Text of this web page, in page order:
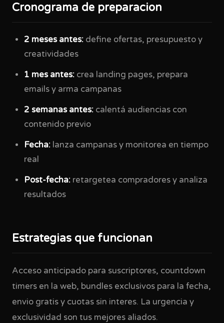
Cronograma de preparacion
2 meses antes: define ofertas, presupuesto y
creatividades
1 mes antes: crea landing pages, prepara
emails y arma campanas
2 semanas antes: calentá audiencias con
contenido previo
Fecha: lanza campanas y monitorea en tiempo
real
Post-fecha: retargetea compradores y analiza
resultados
Estrategias que funcionan
Acceso anticipado para suscriptores, countdown
timers en la web, bundles exclusivos para la fecha,
envio gratis y cuotas sin interes. La urgencia y
exclusividad son tus mejores aliados.